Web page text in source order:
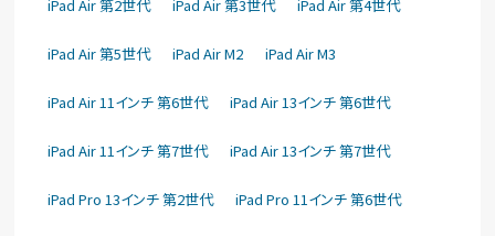
iPad Air 第2世代 iPad Air 第3世代 iPad Air 第4世代
iPad Air 第5世代 iPad Air M2 iPad Air M3
iPad Air 11インチ 第6世代 iPad Air 13インチ 第6世代
iPad Air 11インチ 第7世代 iPad Air 13インチ 第7世代
iPad Pro 13インチ 第2世代 iPad Pro 11インチ 第6世代